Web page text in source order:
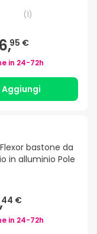
(1)
95 €
in 24-72h
Aggiungi
bastone da
in alluminio Pole
44 €
in 24-72h